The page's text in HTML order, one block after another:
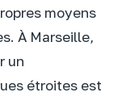
moyens
À Marseille,
un
étroites est